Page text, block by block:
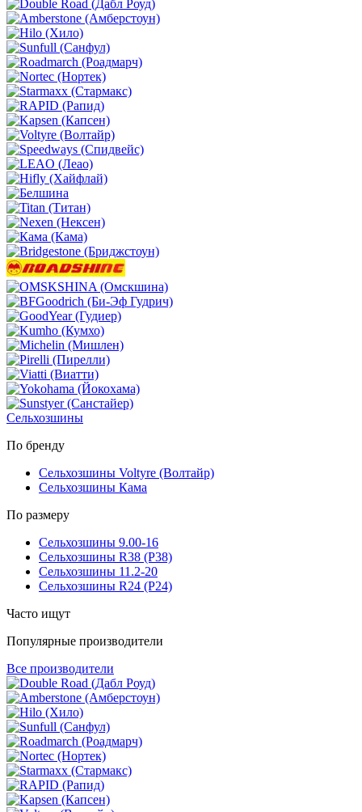
Сельхозшины
По бренду
Сельхозшины Voltyre (Волтайр)
Сельхозшины Кама
По размеру
Сельхозшины 9.00-16
Сельхозшины R38 (Р38)
Сельхозшины 11.2-20
Сельхозшины R24 (Р24)
Часто ищут
Популярные производители
Все производители